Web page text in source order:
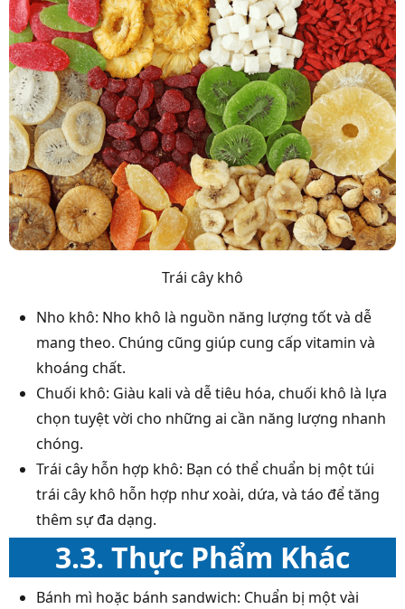
Trái cây khô
Nho khô: Nho khô là nguồn năng lượng tốt và dễ
mang theo. Chúng cũng giúp cung cấp vitamin và
khoáng chất.
Chuối khô: Giàu kali và dễ tiêu hóa, chuối khô là lựa
chọn tuyệt vời cho những ai cần năng lượng nhanh
chóng.
Trái cây hỗn hợp khô: Bạn có thể chuẩn bị một túi
trái cây khô hỗn hợp như xoài, dứa, và táo để tăng
thêm sự đa dạng.
3.3. Thực Phẩm Khác
Bánh mì hoặc bánh sandwich: Chuẩn bị một vài